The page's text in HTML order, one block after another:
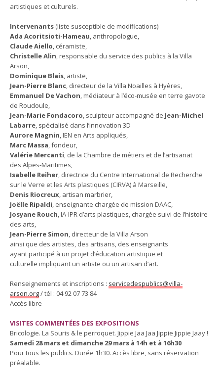
artistiques et culturels.
Intervenants (liste susceptible de modifications)
Ada Acoritsioti-Hameau, anthropologue,
Claude Aiello, céramiste,
Christelle Alin, responsable du service des publics à la Villa
Arson,
Dominique Blais, artiste,
Jean-Pierre Blanc, directeur de la Villa Noailles à Hyères,
Emmanuel De Vachon, médiateur à l’éco-musée en terre gavote
de Roudoule,
Jean-Marie Fondacoro, sculpteur accompagné de Jean-Michel
Labarre, spécialisé dans l’innovation 3D
Aurore Magnin, IEN en Arts appliqués,
Marc Massa, fondeur,
Valérie Mercanti, de la Chambre de métiers et de l’artisanat
des Alpes-Maritimes,
Isabelle Reiher, directrice du Centre International de Recherche
sur le Verre et les Arts plastiques (CIRVA) à Marseille,
Denis Riocreux, artisan marbrier,
Joëlle Ripaldi, enseignante chargée de mission DAAC,
Josyane Rouch, IA-IPR d’arts plastiques, chargée suivi de l’histoire
des arts,
Jean-Pierre Simon, directeur de la Villa Arson
ainsi que des artistes, des artisans, des enseignants
ayant participé à un projet d’éducation artistique et
culturelle impliquant un artiste ou un artisan d’art.
Renseignements et inscriptions : servicedespublics@villa-
arson.org/ tél : 04 92 07 73 84
Accès libre
VISITES COMMENTÉES DES EXPOSITIONS
Bricologie. La Souris & le perroquet. Jippie Jaa Jaa Jippie Jippie Jaay !
Samedi 28 mars et dimanche 29 mars à 14h et à 16h30
Pour tous les publics. Durée 1h30. Accès libre, sans réservation
préalable.